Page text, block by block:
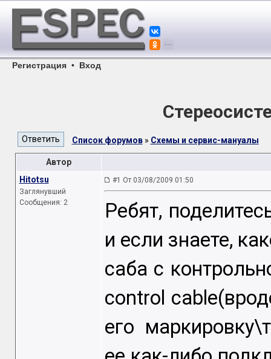
Регистрация • Вход
Список форумов» Схемы и сервис-мануалы
Автор
Hitotsu
Заглянувший
Сообщения: 2
#1 От 03/08/2009 01:50
Ребят,
и если знаете,
саба с
control
его